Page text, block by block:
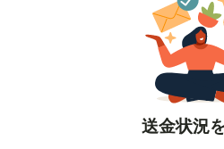
送金状況